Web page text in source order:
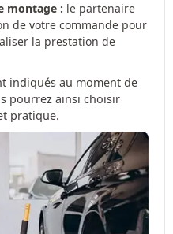
montage : le partenaire
de votre commande pour
la prestation de
indiqués au moment de
pourrez ainsi choisir
pratique.